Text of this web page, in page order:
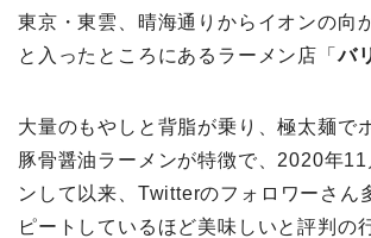
東京・東雲、晴海通りからイオンの向
と入ったところにあるラーメン店「バ
大量のもやしと背脂が乗り、極太麺で
豚骨醤油ラーメンが特徴で、2020年
ンして以来、Twitterのフォロワーさん
ピートしているほど美味しいと評判の